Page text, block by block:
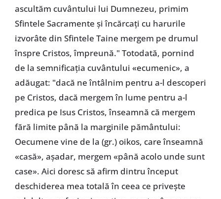
ascultăm cuvântului lui Dumnezeu, primim
Sfintele Sacramente și încărcați cu harurile
izvorâte din Sfintele Taine mergem pe drumul
înspre Cristos, împreună." Totodată, pornind
de la semnificația cuvântului «ecumenic», a
adăugat: "dacă ne întâlnim pentru a-l descoperi
pe Cristos, dacă mergem în lume pentru a-l
predica pe Isus Cristos, înseamnă că mergem
fără limite până la marginile pământului:
Oecumene vine de la (gr.) oikos, care înseamnă
«casă», așadar, mergem «până acolo unde sunt
case». Aici doresc să afirm dintru început
deschiderea mea totală în ceea ce privește